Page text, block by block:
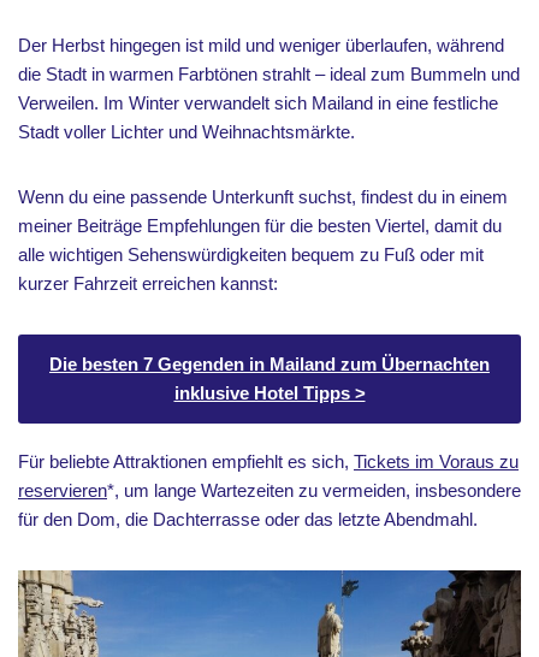
Der Herbst hingegen ist mild und weniger überlaufen, während
die Stadt in warmen Farbtönen strahlt – ideal zum Bummeln und
Verweilen. Im Winter verwandelt sich Mailand in eine festliche
Stadt voller Lichter und Weihnachtsmärkte.
Wenn du eine passende Unterkunft suchst, findest du in einem
meiner Beiträge Empfehlungen für die besten Viertel, damit du
alle wichtigen Sehenswürdigkeiten bequem zu Fuß oder mit
kurzer Fahrzeit erreichen kannst:
Die besten 7 Gegenden in Mailand zum Übernachten
inklusive Hotel Tipps >
Für beliebte Attraktionen empfiehlt es sich, Tickets im Voraus zu
reservieren*, um lange Wartezeiten zu vermeiden, insbesondere
für den Dom, die Dachterrasse oder das letzte Abendmahl.